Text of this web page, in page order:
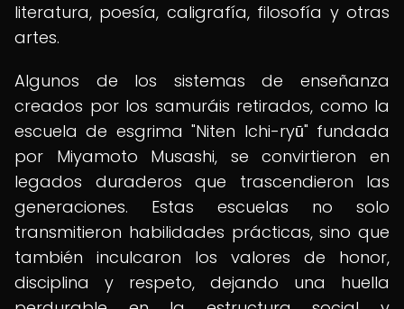
literatura, poesía, caligrafía, filosofía y otras
artes.
Algunos de los sistemas de enseñanza
creados por los samuráis retirados, como la
escuela de esgrima "Niten Ichi-ryū" fundada
por Miyamoto Musashi, se convirtieron en
legados duraderos que trascendieron las
generaciones. Estas escuelas no solo
transmitieron habilidades prácticas, sino que
también inculcaron los valores de honor,
disciplina y respeto, dejando una huella